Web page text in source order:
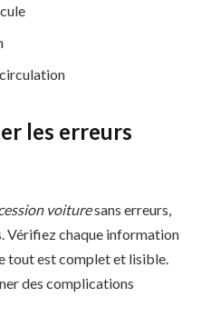
les erreurs
voituresans erreurs,
Vérifiez chaque information
tout est complet et lisible.
des complications